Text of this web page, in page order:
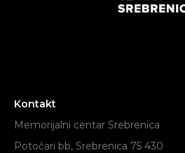
Kontakt
Memorijalni centar Srebrenica
Potočari bb, Srebrenica 75 430